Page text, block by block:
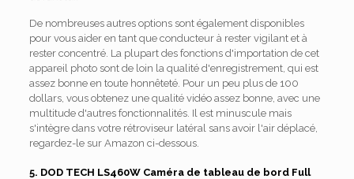
De nombreuses autres options sont également disponibles
pour vous aider en tant que conducteur à rester vigilant et à
rester concentré. La plupart des fonctions d'importation de cet
appareil photo sont de loin la qualité d'enregistrement, qui est
assez bonne en toute honnêteté. Pour un peu plus de 100
dollars, vous obtenez une qualité vidéo assez bonne, avec une
multitude d'autres fonctionnalités. Il est minuscule mais
s'intègre dans votre rétroviseur latéral sans avoir l'air déplacé,
regardez-le sur Amazon ci-dessous.
5. DOD TECH LS460W Caméra de tableau de bord Full